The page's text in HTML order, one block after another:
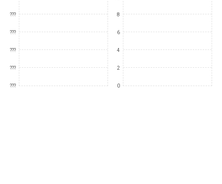
???
???
???
???
???
8
6
4
2
0